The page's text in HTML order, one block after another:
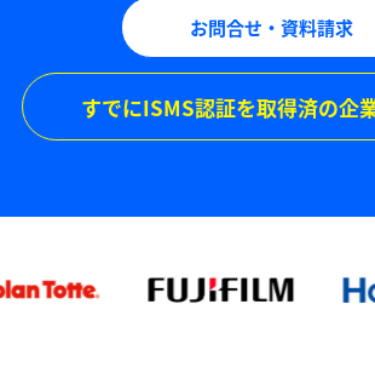
お問合せ・資料請求
すでにISMS認証を取得済の企